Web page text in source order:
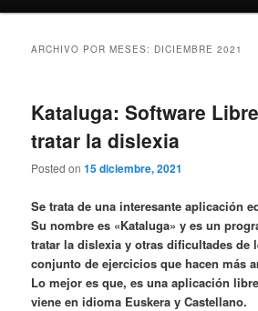
ARCHIVO POR MESES: DICIEMBRE 2021
Kataluga: Software
tratar la dislexia
Posted on15 diciembre, 2021
Se trata de una interesante aplicación
Su nombre es «Kataluga» y es un
tratar la dislexia y otras dificultades de
conjunto de ejercicios que hacen más
Lo mejor es que, es una aplicación
viene en idioma Euskera y Castellano.